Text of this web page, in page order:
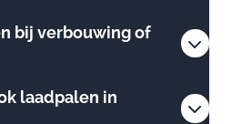
bij verbouwing of
laadpalen in